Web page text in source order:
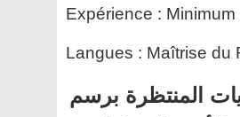
Expérience : Minimum
Langues : Maîtrise du
المنتظرة برسم